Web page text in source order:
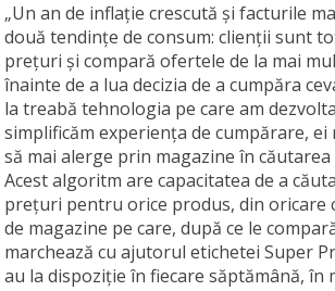
„Un an de inflație crescută și facturile
două tendințe de consum: clienții sunt
prețuri și compară ofertele de la mai
înainte de a lua decizia de a cumpăra
la treabă tehnologia pe care am
simplificăm experiența de cumpărare,
să mai alerge prin magazine în
Acest algoritm are capacitatea de a
prețuri pentru orice produs, din oricare
de magazine pe care, după ce le
marchează cu ajutorul etichetei Super
au la dispoziție în fiecare săptămână, în